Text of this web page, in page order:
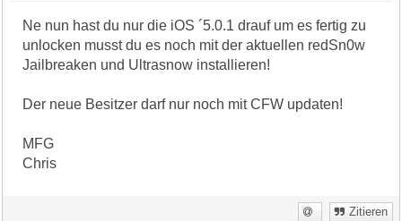
Ne nun hast du nur die iOS ´5.0.1 drauf um es fertig zu
unlocken musst du es noch mit der aktuellen redSn0w
Jailbreaken und Ultrasnow installieren!
Der neue Besitzer darf nur noch mit CFW updaten!
MFG
Chris
Zitieren